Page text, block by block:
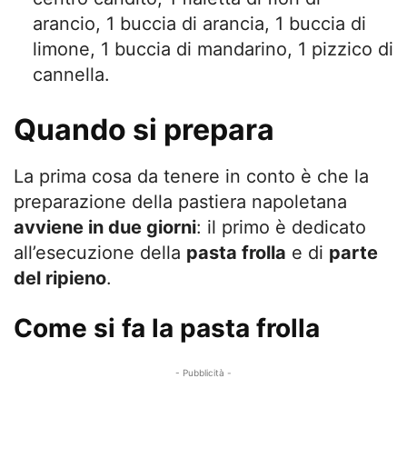
arancio, 1 buccia di arancia, 1 buccia di
limone, 1 buccia di mandarino, 1 pizzico di
cannella.
Quando si prepara
La prima cosa da tenere in conto è che la
preparazione della pastiera napoletana
avviene in due giorni: il primo è dedicato
all’esecuzione della pasta frolla e di parte
del ripieno.
Come si fa la pasta frolla
- Pubblicità -